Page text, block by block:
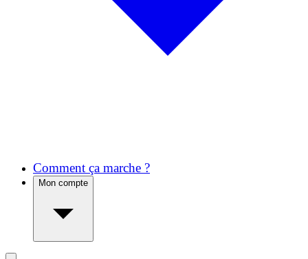
Comment ça marche ?
Mon compte